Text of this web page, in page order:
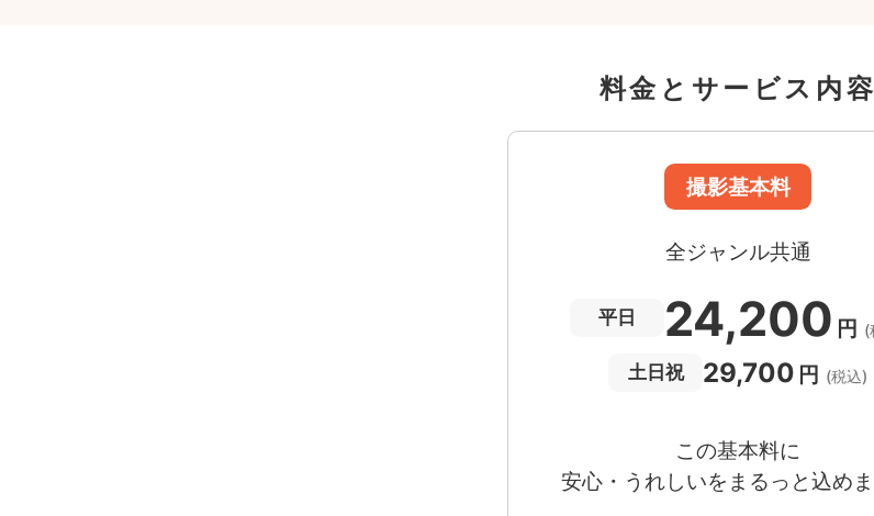
料金とサービス内容
日時変更料が無料
あります。撮影日時・場所・フォトグラファーが
該当する場合、申込みフォームでお知らせしま